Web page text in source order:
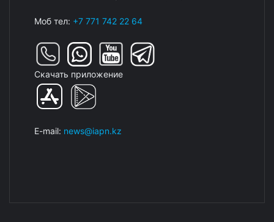
Моб тел: +7 771 742 22 64
Скачать приложение
E-mail: news@iapn.kz